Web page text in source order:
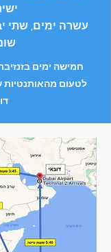
עשרה ימים, שתי
חמישה ימים
לטעום מהאותנטיות